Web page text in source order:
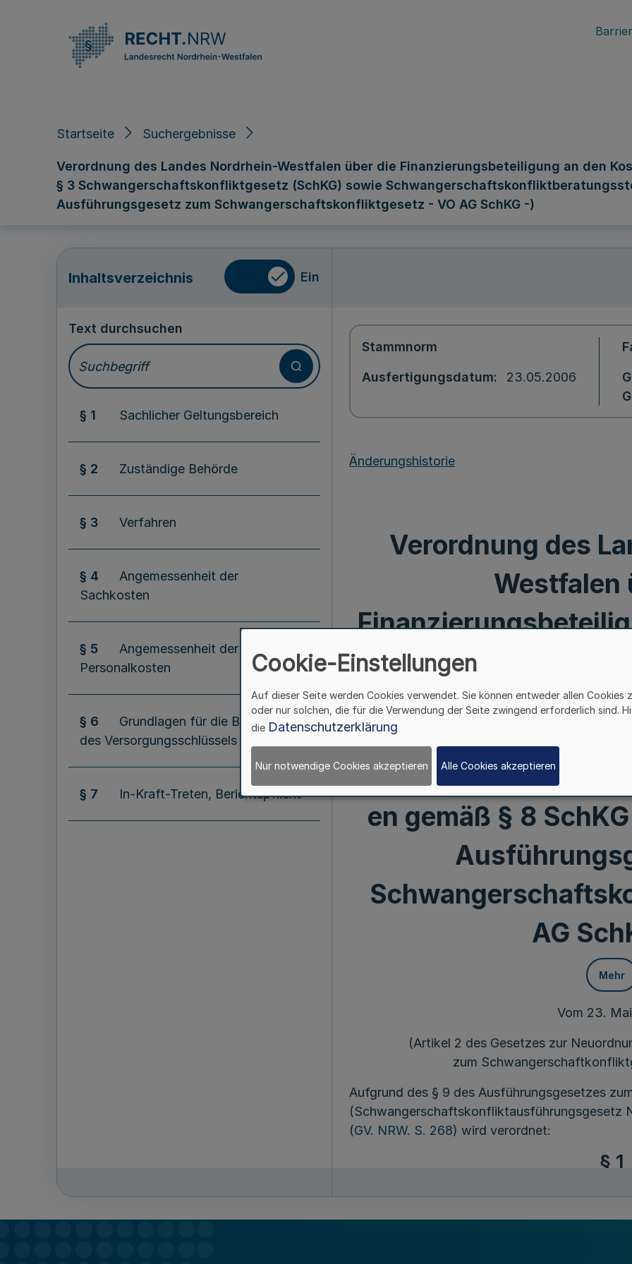
Startseite Suchergebnisse
Verordnung des Landes Nordrhein-Westfalen über die Finanzierungsbeteiligung an den
§ 3 Schwangerschaftskonfliktgesetz (SchKG) sowie
Ausführungsgesetz zum Schwangerschaftskonfliktgesetz - VO AG SchKG -)
Inhaltsverzeichnis Ein
Text durchsuchen
§ 1 Sachlicher Geltungsbereich
§ 2 Zuständige Behörde
§ 3 Verfahren
§ 4
Angemessenheit der
Sachkosten
§ 5
Angemessenheit der
Personalkosten
§ 6
Grundlagen für die Berechnung
des Versorgungsschlüssels
§ 7 In-Kraft-Treten, Berichtspflicht
Stammnorm
Ausfertigungsdatum 23.05.2006
Änderungshistorie
Verordnung des
Westfalen
der allgemeinen
§ 3
(SchKG)
en gemäß § 8
AG
Mehr
Vom 23.
(Artikel 2 des Gesetzes zur
zum
Aufgrund des § 9 des Ausführungsgesetzes
(Schwangerschaftskonfliktausführungsgesetz
(GV. NRW. S. 268) wird verordnet:
§ 1
Cookie-Einstellungen
Auf dieser Seite werden Cookies verwendet. Sie können entweder allen Cookies
oder nur solchen, die für die Verwendung der Seite zwingend erforderlich sind.
die Datenschutzerklärung
Nur notwendige Cookies akzeptieren Alle Cookies akzeptieren